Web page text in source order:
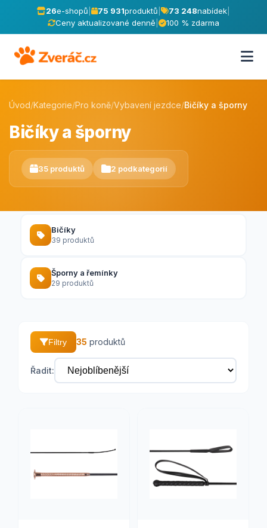
26e-shopů 75 931produktů 73 248nabídek
Ceny aktualizované denně
100 % zdarma
Úvod/Kategorie/Pro koně/Vybavení jezdce/Bičíky a šporny
Bičíky a šporny
35 produktů 2 podkategorií
Bičíky
39 produktů
Šporny a řemínky
29 produktů
Filtry 35 produktů
Řadit: